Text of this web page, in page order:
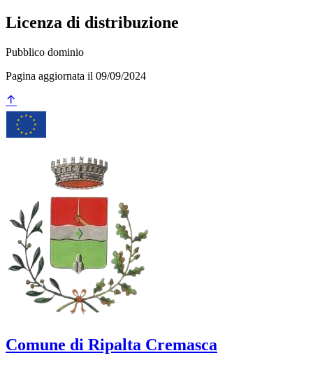
Licenza di distribuzione
Pubblico dominio
Pagina aggiornata il 09/09/2024
Comune di Ripalta Cremasca